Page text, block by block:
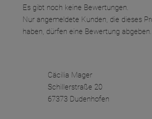
Es gibt noch keine Bewertungen.
Nur angemeldete Kunden, die dieses
haben, dürfen eine Bewertung abgeben.
Cäcilia Mager
Schillerstraße 20
67373 Dudenhofen